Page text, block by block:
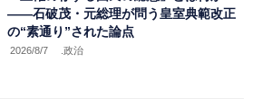
――石破茂・元総理が問う皇室典範改正
の“素通り”された論点
2026/8/7 .政治